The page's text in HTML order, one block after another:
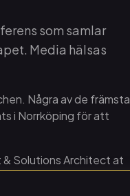
som samlar
Media hälsas
Några av de främsta
i Norrköping för att
& Solutions Architect at
Program Manager